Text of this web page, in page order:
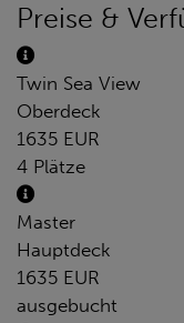
Preise &
Twin Sea View
Oberdeck
1635 EUR
4 Plätze
Master
Hauptdeck
1635 EUR
ausgebucht